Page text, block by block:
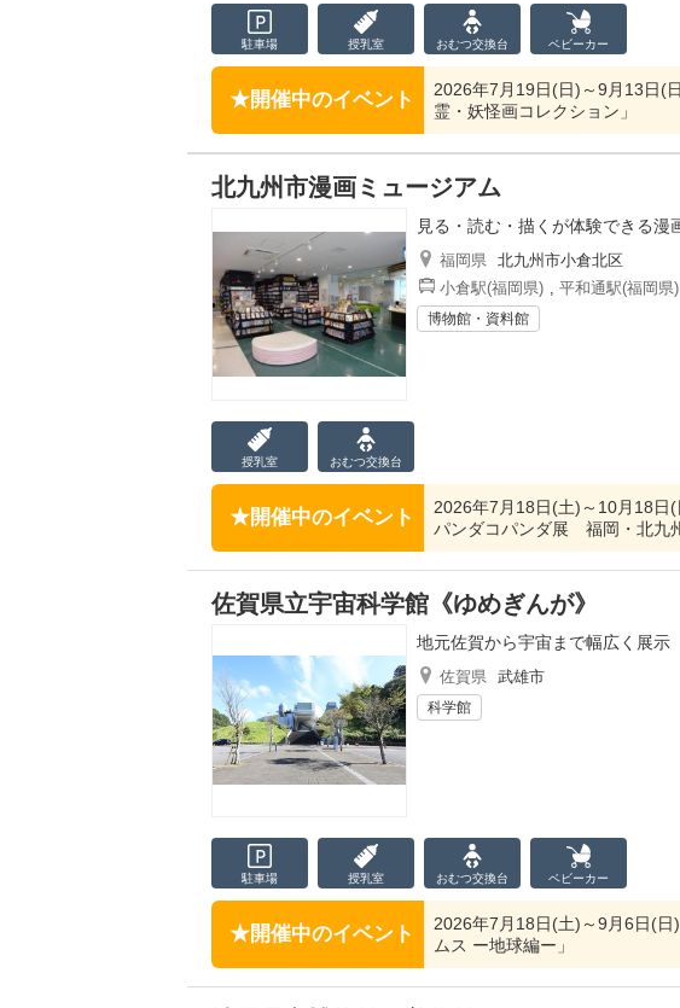
駐車場 授乳室 おむつ交換台 ベビーカー
開催中のイベント
2026年7月19日(日)～9月13日(
霊・妖怪画コレクション」
北九州市漫画ミュージアム
見る・読む・描くが体験できる漫
福岡県 北九州市小倉北区
小倉駅(福岡県) , 平和通駅(福岡県)
博物館・資料館
授乳室 おむつ交換台
開催中のイベント
2026年7月18日(土)～10月18日
パンダコパンダ展 福岡・北九
佐賀県立宇宙科学館《ゆめぎんが》
地元佐賀から宇宙まで幅広く展示
佐賀県 武雄市
科学館
駐車場 授乳室 おむつ交換台 ベビーカー
開催中のイベント
2026年7月18日(土)～9月6日(
ムス ー地球編ー」